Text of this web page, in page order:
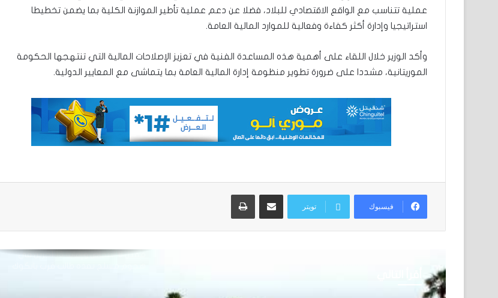
عملية تتناسب مع الواقع الاقتصادي للبلاد، فضلا عن دعم عملية تأطير الموازنة الكلية بما يضمن تخطيطا
استراتيجيا وإدارة أكثر كفاءة وفعالية للموارد المالية العامة.
وأكد الوزير خلال اللقاء على أهمية هذه المساعدة الفنية في تعزيز الإصلاحات المالية التي تنتهجها الحكومة
الموريتانية، مشددا على ضرورة تطوير منظومة إدارة المالية العامة بما يتماشى مع المعايير الدولية.
فيسبوك تويتر
مشاركة عبر البريد طباعة
تعيين محمد محمود ولد داهي رئيسا
للجنة الوطنية لحقوق الإنسان
إشادة بكفاءة المهندس محمد سليمان ولد
بَلَّال بعد تألقه في المنتدى الموريتاني
توقع عواصف رعدية قوية على جنوب
غرب موريتانيا وشمال السنغال
مقتل 8 أشخاص وإصابة 15 آخرين في